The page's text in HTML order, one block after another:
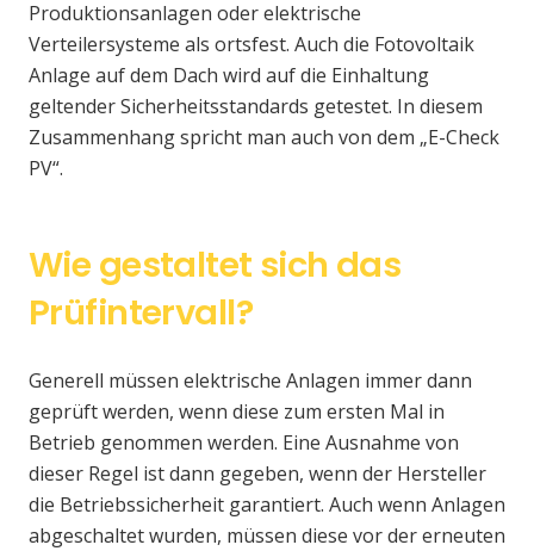
Produktionsanlagen oder elektrische
Verteilersysteme als ortsfest. Auch die Fotovoltaik
Anlage auf dem Dach wird auf die Einhaltung
geltender Sicherheitsstandards getestet. In diesem
Zusammenhang spricht man auch von dem „E-Check
PV“.
Wie gestaltet sich das
Prüfintervall?
Generell müssen elektrische Anlagen immer dann
geprüft werden, wenn diese zum ersten Mal in
Betrieb genommen werden. Eine Ausnahme von
dieser Regel ist dann gegeben, wenn der Hersteller
die Betriebssicherheit garantiert. Auch wenn Anlagen
abgeschaltet wurden, müssen diese vor der erneuten